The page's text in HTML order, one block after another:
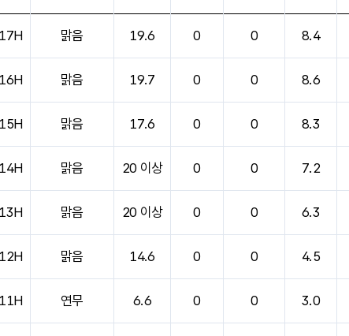
맑음 19.6 0 0 8.4
맑음 19.7 0 0 8.6
맑음 17.6 0 0 8.3
맑음 20 이상 0 0 7.2
맑음 20 이상 0 0 6.3
맑음 14.6 0 0 4.5
연무 6.6 0 0 3.0